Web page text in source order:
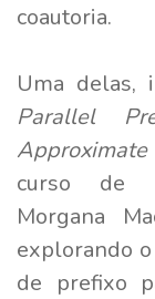
coautoria.
Uma delas,
Parallel
curso de
Morgana
explorando
de prefixo